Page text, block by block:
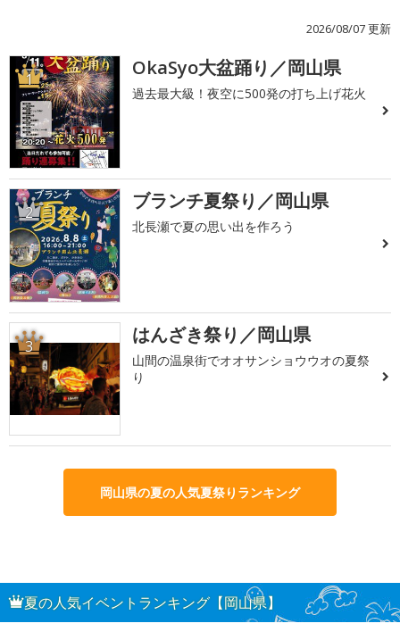
2026/08/07 更新
1 OkaSyo大盆踊り／岡山県
過去最大級！夜空に500発の打ち上げ花火
2 ブランチ夏祭り／岡山県
北長瀬で夏の思い出を作ろう
3 はんざき祭り／岡山県
山間の温泉街でオオサンショウウオの夏祭
り
岡山県の夏の人気夏祭りランキング
夏の人気イベントランキング【岡山県】